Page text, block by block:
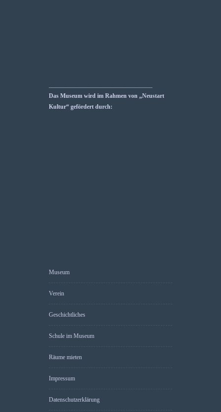
Das Museum wird im Rahmen von „Neustart
Kultur“ gefördert durch:
Museum
Verein
Geschichtliches
Schule im Museum
Räume mieten
Impressum
Datenschutzerklärung